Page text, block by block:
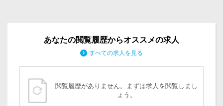
あなたの閲覧履歴からオススメの求人
すべての求人を見る
閲覧履歴がありません。まずは求人を閲覧しまし
ょう。